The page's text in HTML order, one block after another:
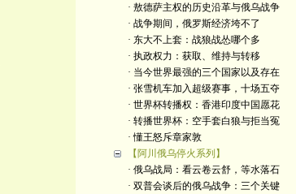
· 敖德萨主权的历史沿革与俄乌战争
· 战争期间，俄罗斯经济垮不了
· 东大不上套：战狼战怂哪个多
· 执政权力：获取、维持与转移
· 当今世界最强的三个国家以及存在
· 张雪机车加入超级赛事，十场五夺
· 世界杯转播权：香港印度中国愿花
· 转播世界杯：空手套白狼与拒当冤
· 懂王怒斥章家敦
【阿川俄乌停火系列】
· 俄乌战局：看云卷云舒，等水落石
· 双普会谈后的俄乌战争：三个关键